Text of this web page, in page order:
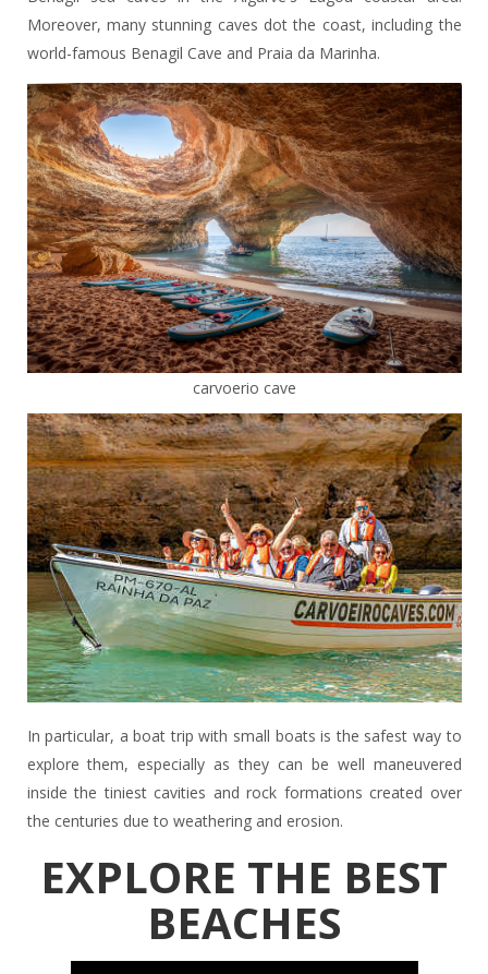
Moreover, many stunning caves dot the coast, including the
world-famous Benagil Cave and Praia da Marinha.
carvoerio cave
In particular, a boat trip with small boats is the safest way to
explore them, especially as they can be well maneuvered
inside the tiniest cavities and rock formations created over
the centuries due to weathering and erosion.
EXPLORE THE BEST
BEACHES